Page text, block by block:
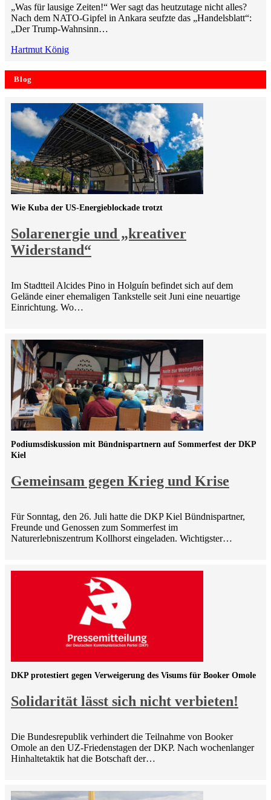
„Was für lausige Zeiten!“ Wer sagt das heutzutage nicht alles?
Nach dem NATO-Gipfel in Ankara seufzte das „Handelsblatt“:
„Der Trump-Wahnsinn…
Hartmut König
Blog
Solarenergie und „kreativer
Widerstand“
Wie Kuba der US-Energieblockade trotzt
Im Stadtteil Alcides Pino in Holguín befindet sich auf dem
Gelände einer ehemaligen Tankstelle seit Juni eine neuartige
Einrichtung. Wo…
Gemeinsam gegen Krieg und Krise
Podiumsdiskussion mit Bündnispartnern auf Sommerfest der DKP
Kiel
Für Sonntag, den 26. Juli hatte die DKP Kiel Bündnispartner,
Freunde und Genossen zum Sommerfest im
Naturerlebniszentrum Kollhorst eingeladen. Wichtigster…
Solidarität lässt sich nicht verbieten!
DKP protestiert gegen Verweigerung des Visums für Booker Omole
Die Bundesrepublik verhindert die Teilnahme von Booker
Omole an den UZ-Friedenstagen der DKP. Nach wochenlanger
Hinhaltetaktik hat die Botschaft der…